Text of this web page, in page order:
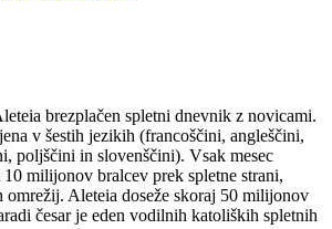
brezplačen spletni dnevnik z novicami.
v šestih jezikih (francoščini, angleščini,
poljščini in slovenščini). Vsak mesec
milijonov bralcev prek spletne strani,
omrežij. Aleteia doseže skoraj 50 milijonov
česar je eden vodilnih katoliških spletnih